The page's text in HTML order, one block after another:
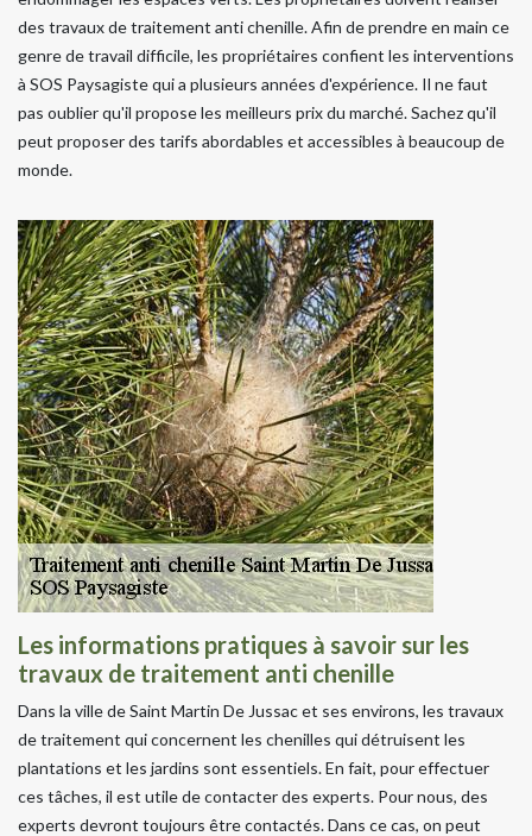
des travaux de traitement anti chenille. Afin de prendre en main ce
genre de travail difficile, les propriétaires confient les interventions
à SOS Paysagiste qui a plusieurs années d'expérience. Il ne faut
pas oublier qu'il propose les meilleurs prix du marché. Sachez qu'il
peut proposer des tarifs abordables et accessibles à beaucoup de
monde.
Les informations pratiques à savoir sur les
travaux de traitement anti chenille
Dans la ville de Saint Martin De Jussac et ses environs, les travaux
de traitement qui concernent les chenilles qui détruisent les
plantations et les jardins sont essentiels. En fait, pour effectuer
ces tâches, il est utile de contacter des experts. Pour nous, des
experts devront toujours être contactés. Dans ce cas, on peut